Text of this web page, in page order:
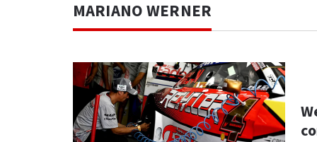
MARIANO WERNER